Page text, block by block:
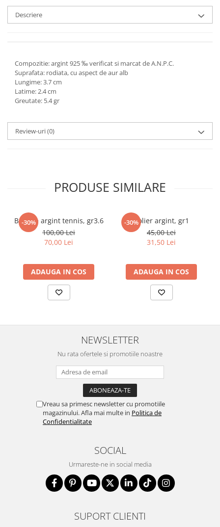
marimea 52
marimea 53
marimea 56
marimea 57
marimea 58
marimea 59
marimea 61
marimea 62
Descriere
Compozitie: argint 925 ‰ verificat si marcat de A.N.P.C.
Suprafata: rodiata, cu aspect de aur alb
Lungime: 3.7 cm
Latime: 2.4 cm
Greutate: 5.4 gr
Review-uri(0)
PRODUSE SIMILARE
-30%
Bratara argint tennis, gr3.6
100,00 Lei
70,00 Lei
ADAUGA IN COS
-30%Colier argint, gr1
45,00 Lei
31,50 Lei
ADAUGA IN COS
NEWSLETTER
Nu rata ofertele si promotiile noastre
Vreau sa primesc newsletter cu promotiile
magazinului. Afla mai multe in Politica de
Confidentialitate
SOCIAL
Urmareste-ne in social media
SUPORT CLIENTI